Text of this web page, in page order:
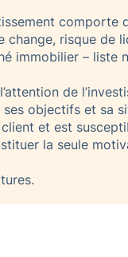
comporte
change, risque de
immobilier – liste
de
objectifs et sa
et est
la seule